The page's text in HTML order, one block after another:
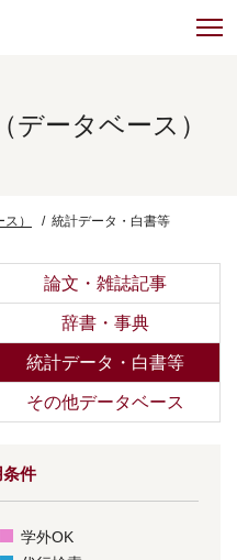
データベース）
） 統計データ・白書等
論文・雑誌記事
辞書・事典
統計データ・白書等
その他データベース
件
学外OK